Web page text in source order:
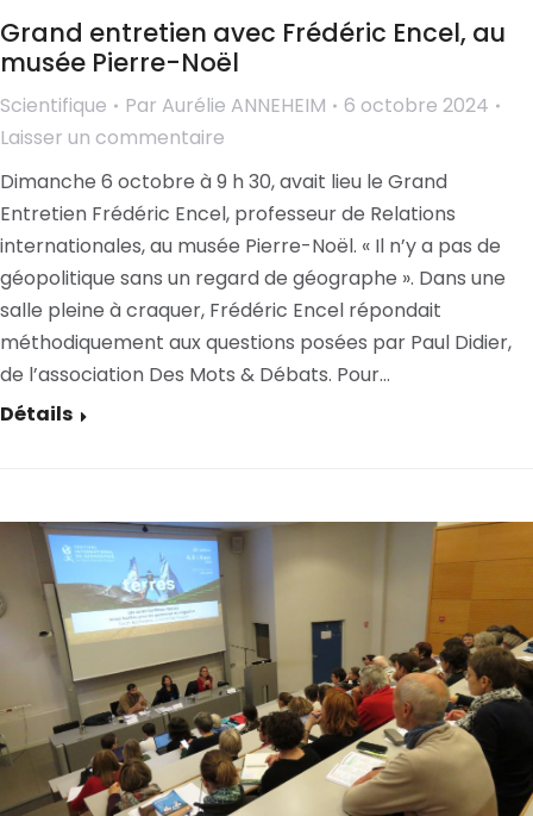
Grand entretien avec Frédéric Encel, au
musée Pierre-Noël
Scientifique Par Aurélie ANNEHEIM
6 octobre 2024
Laisser un commentaire
Dimanche 6 octobre à 9 h 30, avait lieu le Grand
Entretien Frédéric Encel, professeur de Relations
internationales, au musée Pierre-Noël. « Il n’y a pas de
géopolitique sans un regard de géographe ». Dans une
salle pleine à craquer, Frédéric Encel répondait
méthodiquement aux questions posées par Paul Didier,
de l’association Des Mots & Débats. Pour…
Détails